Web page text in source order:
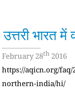
उत्तरी भारत में
February 28th 2016
https://aqicn.org/
northern-india/hi/